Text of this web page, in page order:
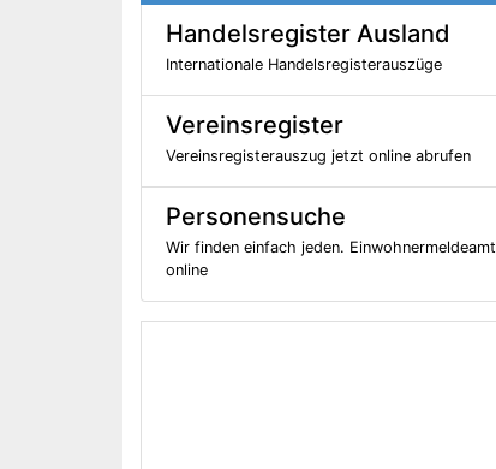
Handelsregister Ausland
Internationale Handelsregisterauszüge
Vereinsregister
Vereinsregisterauszug jetzt online abrufen
Personensuche
Wir finden einfach jeden. Einwohnermeldeamt
online